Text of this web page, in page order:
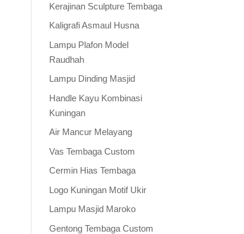
Kerajinan Sculpture Tembaga
Kaligrafi Asmaul Husna
Lampu Plafon Model
Raudhah
Lampu Dinding Masjid
Handle Kayu Kombinasi
Kuningan
Air Mancur Melayang
Vas Tembaga Custom
Cermin Hias Tembaga
Logo Kuningan Motif Ukir
Lampu Masjid Maroko
Gentong Tembaga Custom